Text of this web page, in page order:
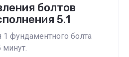
болтов
5.1
1 фундаментного болта